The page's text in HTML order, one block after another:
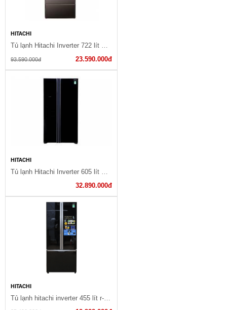
HITACHI
Tủ lạnh Hitachi Inverter 722 lít R-X670GV (X)
93.590.000đ 23.590.000đ
HITACHI
Tủ lạnh Hitachi Inverter 605 lít R-S700PGV2 GBK
32.890.000đ
HITACHI
Tủ lạnh hitachi inverter 455 lít r-fwb545pgv2(gbk)